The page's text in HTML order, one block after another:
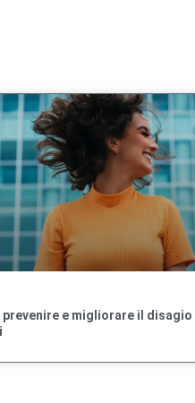
prevenire e migliorare il